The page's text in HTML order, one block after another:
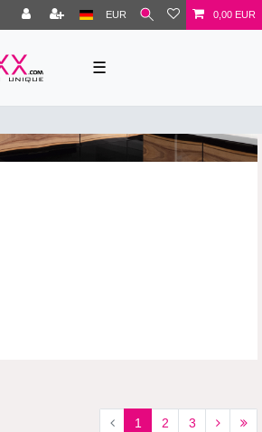
EUR 0,00 EUR
☰
1 2 3